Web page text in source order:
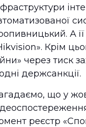
А
Крім
через тиск
держсанкції.
що у
реєстр